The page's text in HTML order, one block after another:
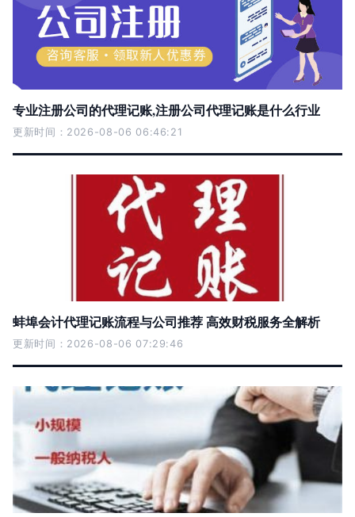
专业注册公司的代理记账,注册公司代理记账是什么行业
更新时间：2026-08-06 06:46:21
蚌埠会计代理记账流程与公司推荐 高效财税服务全解析
更新时间：2026-08-06 07:29:46